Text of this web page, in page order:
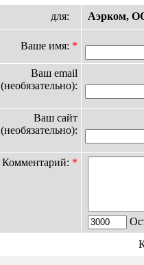
для: Аэрком,
Ваше имя: *
Ваш email
(необязательно):
Ваш сайт
(необязательно):
Комментарий: *